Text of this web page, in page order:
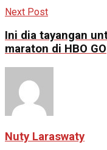
Next Post
Ini dia tayangan
maraton di HBO GO
Nuty Laraswaty